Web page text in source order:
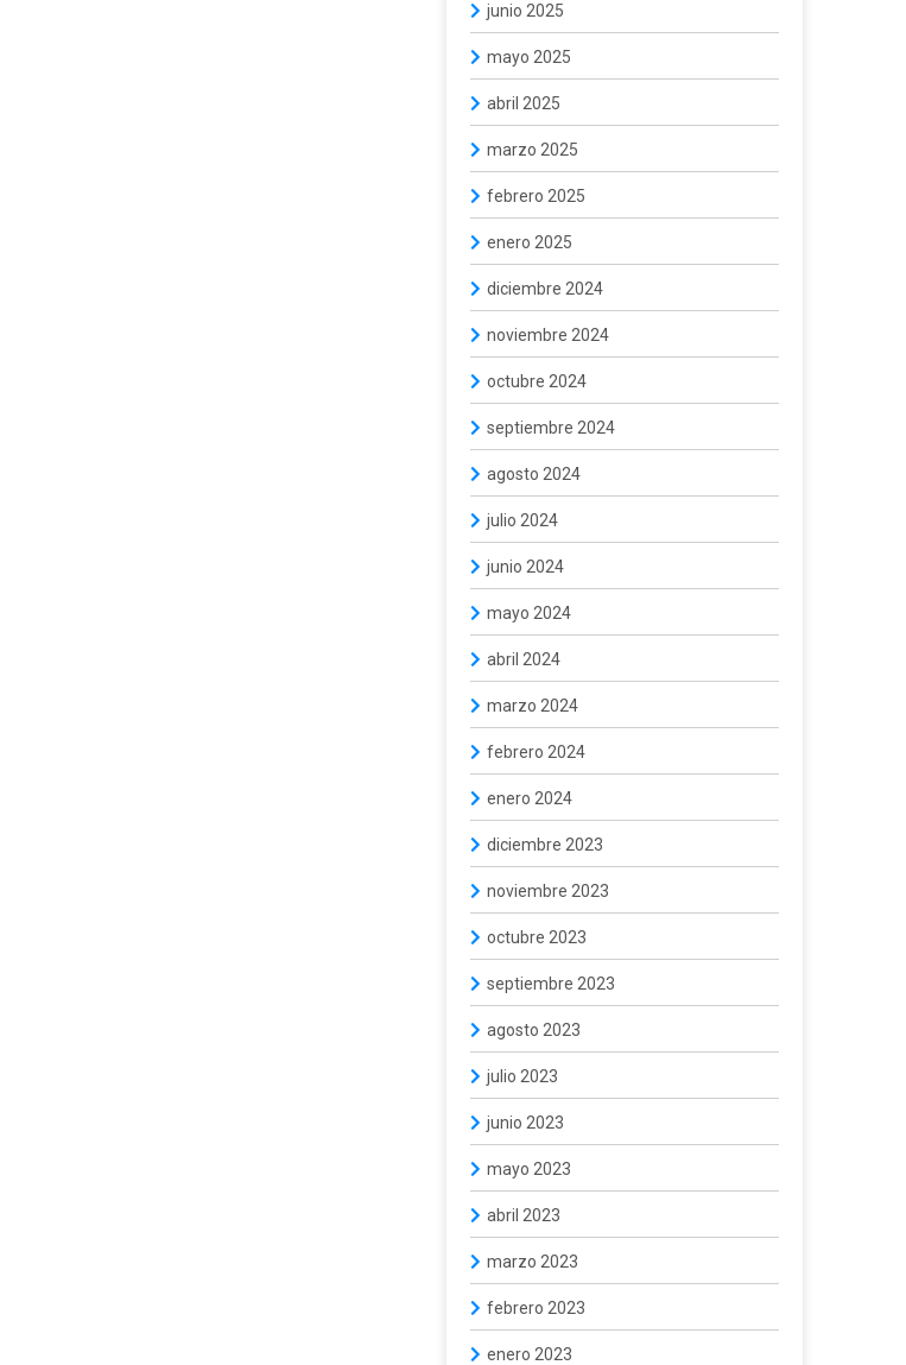
junio 2025
mayo 2025
abril 2025
marzo 2025
febrero 2025
enero 2025
diciembre 2024
noviembre 2024
octubre 2024
septiembre 2024
agosto 2024
julio 2024
junio 2024
mayo 2024
abril 2024
marzo 2024
febrero 2024
enero 2024
diciembre 2023
noviembre 2023
octubre 2023
septiembre 2023
agosto 2023
julio 2023
junio 2023
mayo 2023
abril 2023
marzo 2023
febrero 2023
enero 2023